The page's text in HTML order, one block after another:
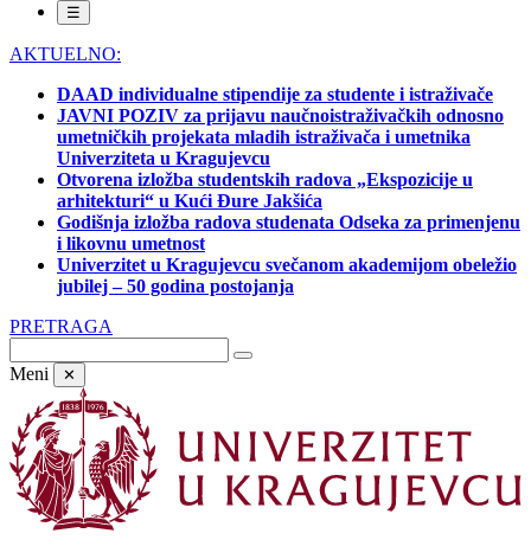
☰
AKTUELNO:
DAAD individualne stipendije za studente i istraživače
JAVNI POZIV za prijavu naučnoistraživačkih odnosno
umetničkih projekata mladih istraživača i umetnika
Univerziteta u Kragujevcu
Otvorena izložba studentskih radova „Ekspozicije u
arhitekturi“ u Kući Đure Jakšića
Godišnja izložba radova studenata Odseka za primenjenu
i likovnu umetnost
Univerzitet u Kragujevcu svečanom akademijom obeležio
jubilej – 50 godina postojanja
PRETRAGA
Meni ✕